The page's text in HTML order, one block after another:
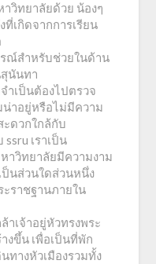
วิทยาลัยด้วย น้องๆ
ที่เกิดจากการเรียน
ณ์สำหรับช่วยในด้าน
นันทา
ำเป็นต้องไปตรวจ
าอยู่หรือไม่มีความ
ะดวกใกล้กับ
เราเป็น
าวิทยาลัยมีความงาม
ป็นส่วนใดส่วนหนึ่ง
ะราชฐานภายใน
าเจ้าอยู่หัวทรงพระ
งขึ้น เพื่อเป็นที่พัก
ทางหัวเมืองรวมทั้ง